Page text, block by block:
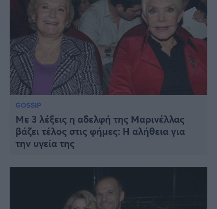
GOSSIP
Με 3 λέξεις η αδελφή της Μαρινέλλας
βάζει τέλος στις φήμες: Η αλήθεια για
την υγεία της